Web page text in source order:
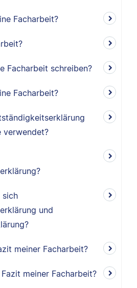
Facharbeit?
Facharbeit schreiben?
Facharbeit?
verwendet?
sich
und
meiner Facharbeit?
meiner Facharbeit?